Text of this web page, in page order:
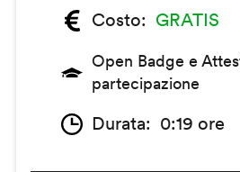
Costo
GRATIS
Open Badge e
partecipazione
Durata 0:19 ore